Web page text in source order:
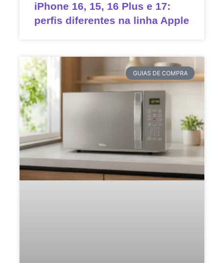
iPhone 16, 15, 16 Plus e 17:
perfis diferentes na linha Apple
GUIAS DE COMPRA